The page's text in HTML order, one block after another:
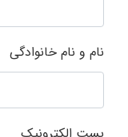
نام و نام خانوادگی